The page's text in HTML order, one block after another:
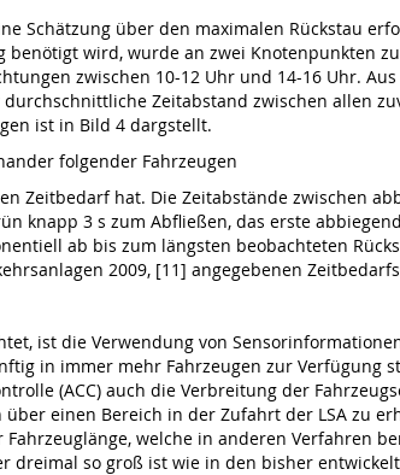
Schätzung über den maximalen Rückstau
wird, wurde an zwei Knotenpunkten
zwischen 10-12 Uhr und 14-16 Uhr.
Zeitabstand zwischen allen
ist in Bild 4 dargstellt.
folgender Fahrzeugen
Zeitbedarf hat. Die Zeitabstände zwischen
knapp 3 s zum Abfließen, das erste
ab bis zum längsten beobachteten
2009, [11] angegebenen
ist die Verwendung von
in immer mehr Fahrzeugen zur Verfügung
(ACC) auch die Verbreitung der
einen Bereich in der Zufahrt der LSA zu
welche in anderen Verfahren
dreimal so groß ist wie in den bisher